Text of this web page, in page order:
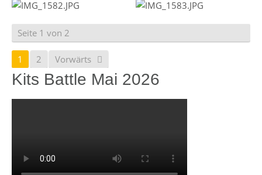
Seite 1 von 2
1 2 Vorwärts
Kits Battle Mai 2026